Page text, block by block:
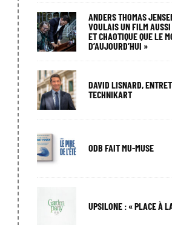
ANDERS THOMAS
VOULAIS UN FILM
ET CHAOTIQUE QUE LE
D’AUJOURD’HUI »
DAVID LISNARD,
TECHNIKART
ODB FAIT MU-MUSE
UPSILONE : « PLACE À